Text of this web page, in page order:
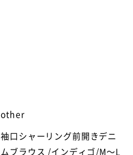
other
袖口シャーリング前開きデニ
ムブラウス /インディゴ/M～L